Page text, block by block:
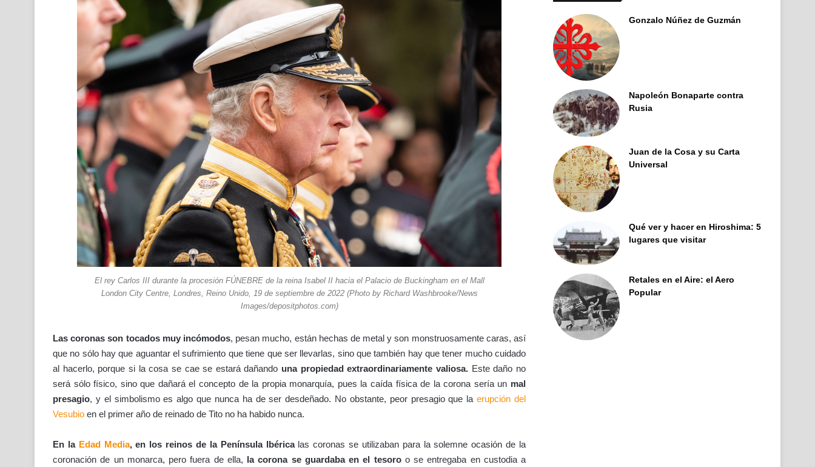
El rey Carlos III durante la procesión FÚNEBRE de la reina Isabel II hacia el Palacio de Buckingham en el Mall
London City Centre, Londres, Reino Unido, 19 de septiembre de 2022 (Photo by Richard Washbrooke/News
Images/depositphotos.com)
Las coronas son tocados muy incómodos, pesan mucho, están hechas de metal y son monstruosamente caras, así
que no sólo hay que aguantar el sufrimiento que tiene que ser llevarlas, sino que también hay que tener mucho cuidado
al hacerlo, porque si la cosa se cae se estará dañando una propiedad extraordinariamente valiosa. Este daño no
será sólo físico, sino que dañará el concepto de la propia monarquía, pues la caída física de la corona sería un mal
presagio, y el simbolismo es algo que nunca ha de ser desdeñado. No obstante, peor presagio que laerupción del
Vesubio en el primer año de reinado de Tito no ha habido nunca.
En la Edad Media, en los reinos de la Península Ibéricalas coronas se utilizaban para la solemne ocasión de la
coronación de un monarca, pero fuera de ella, la corona se guardaba en el tesoroo se entregaba en custodia a
Gonzalo Núñez de Guzmán
Napoleón Bonaparte contra
Rusia
Juan de la Cosa y su Carta
Universal
Qué ver y hacer en Hiroshima: 5
lugares que visitar
Retales en el Aire: el Aero
Popular